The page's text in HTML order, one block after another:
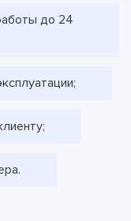
до 24